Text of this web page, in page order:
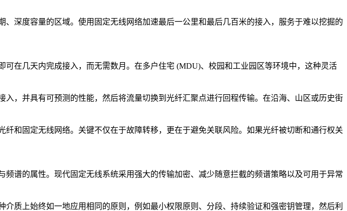
深度容量的区域。使用固定无线网络加速最后一公里和最后几百米的接入，服务于难以挖掘的
在几天内完成接入，而无需数月。在多户住宅 (MDU)、校园和工业园区等环境中，这种灵活
，并具有可预测的性能，然后将流量切换到光纤汇聚点进行回程传输。在沿海、山区或历史街
和固定无线网络。关键不仅在于故障转移，更在于避免关联风险。如果光纤被切断和通行权关
谱的属性。现代固定无线系统采用强大的传输加密、减少随意拦截的频谱策略以及可用于异常
质上始终如一地应用相同的原则，例如最小权限原则、分段、持续验证和强密钥管理，然后利